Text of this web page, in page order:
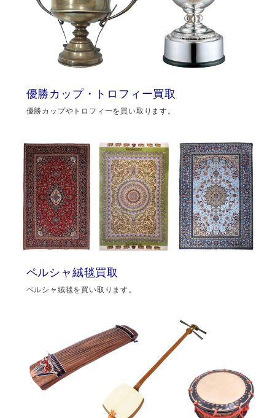
優勝カップ・トロフィー買取
優勝カップやトロフィーを買い取ります。
ペルシャ絨毯買取
ペルシャ絨毯を買い取ります。